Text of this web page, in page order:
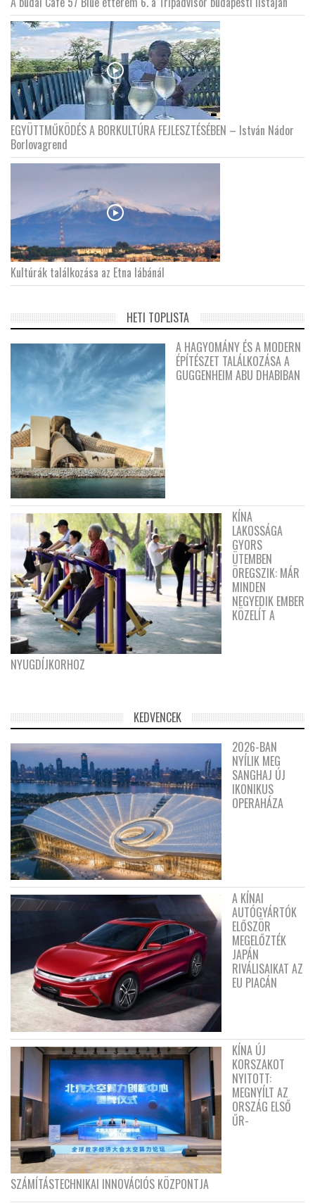
EGYÜTTMŰKÖDÉS A BORKULTÚRA FEJLESZTÉSÉBEN – István Nádor
Borlovagrend
Kultúrák találkozása az Etna lábánál
HETI TOPLISTA
A HAGYOMÁNY ÉS A MODERN
ÉPÍTÉSZET TALÁLKOZÁSA A
GUGGENHEIM ABU DHABIBAN
KÍNA
LAKOSSÁGA
GYORS
ÜTEMBEN
ÖREGSZIK: MÁR
MINDEN
NEGYEDIK EMBER
KÖZELÍT A
NYUGDÍJKORHOZ
KEDVENCEK
2026-BAN
NYÍLIK MEG
SANGHAJ ÚJ
IKONIKUS
OPERAHÁZA
A KÍNAI
AUTÓGYÁRTÓK
ELŐSZÖR
MEGELŐZTÉK
JAPÁN
RIVÁLISAIKAT AZ
EU PIACÁN
KÍNA ÚJ
KORSZAKOT
NYITOTT:
MEGNYÍLT AZ
ORSZÁG ELSŐ
ŰR-
SZÁMÍTÁSTECHNIKAI INNOVÁCIÓS KÖZPONTJA